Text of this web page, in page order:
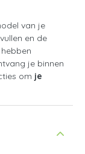
van je
en de
je binnen
om je